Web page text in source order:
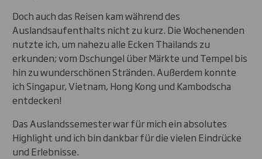
Doch auch das Reisen kam während des
Auslandsaufenthalts nicht zu kurz. Die Wochenenden
nutzte ich, um nahezu alle Ecken Thailands zu
erkunden; vom Dschungel über Märkte und Tempel bis
hin zu wunderschönen Stränden. Außerdem konnte
ich Singapur, Vietnam, Hong Kong und Kambodscha
entdecken!
Das Auslandssemester war für mich ein absolutes
Highlight und ich bin dankbar für die vielen Eindrücke
und Erlebnisse.